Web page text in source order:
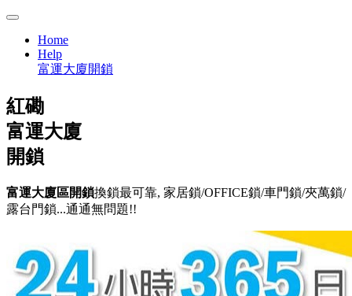
Home
Help
富運大廈開鎖
紅磡
富運大廈
開鎖
富運大廈區開鎖換鎖最可靠, 家居鎖/OFFICE鎖/車門鎖/夾萬鎖/
露台門鎖...通通無問題!!